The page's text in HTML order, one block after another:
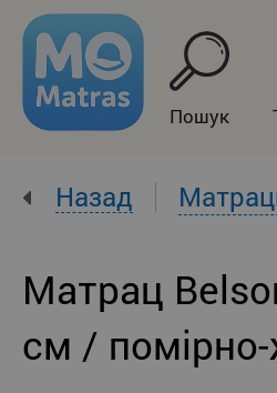
Пошук
Назад
Матрац
см /